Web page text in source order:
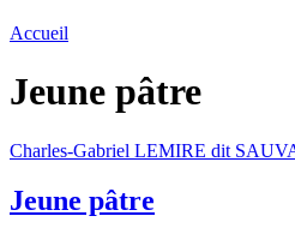
Accueil
Jeune pâtre
Charles-Gabriel LEMIRE dit
Jeune pâtre